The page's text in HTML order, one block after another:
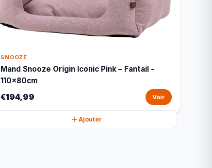
SNOOZE
Mand Snooze Origin Iconic Pink – Fantail -
110x80cm
€194,99 Voir
Ajouter